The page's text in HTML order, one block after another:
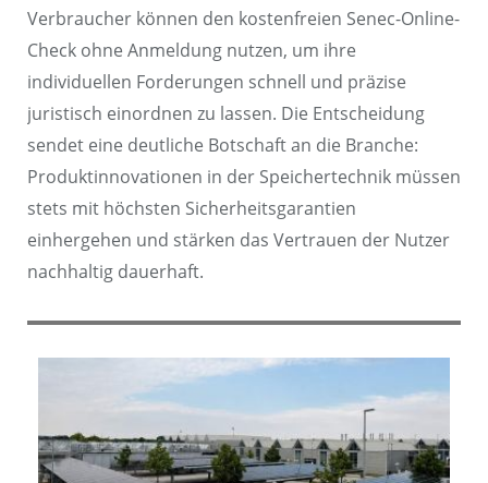
Verbraucher können den kostenfreien Senec-Online-
Check ohne Anmeldung nutzen, um ihre
individuellen Forderungen schnell und präzise
juristisch einordnen zu lassen. Die Entscheidung
sendet eine deutliche Botschaft an die Branche:
Produktinnovationen in der Speichertechnik müssen
stets mit höchsten Sicherheitsgarantien
einhergehen und stärken das Vertrauen der Nutzer
nachhaltig dauerhaft.